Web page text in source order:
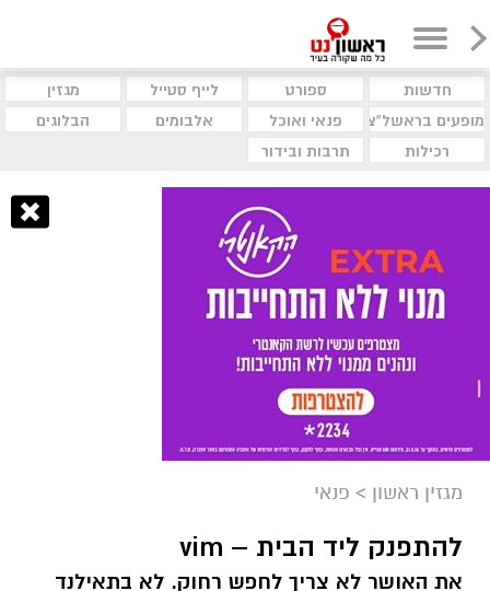
חדשות ספורט לייף סטייל
מגזין
מופעים בראשל"צ
פנאי ואוכל אלבומים
הבלוגים
רכילות
תרבות ובידור
מגזין ראשון > פנאי
להתפנק ליד הבית – vim
את האושר לא צריך לחפש רחוק. לא בתאילנד